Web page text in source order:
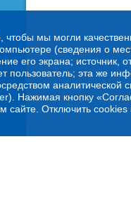
чтобы мы могли
(сведения о
его экрана; источник,
пользователь; эта же
аналитической
Нажимая кнопку
сайте. Отключить cookies